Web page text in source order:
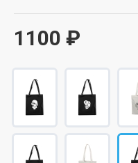
1100 ₽